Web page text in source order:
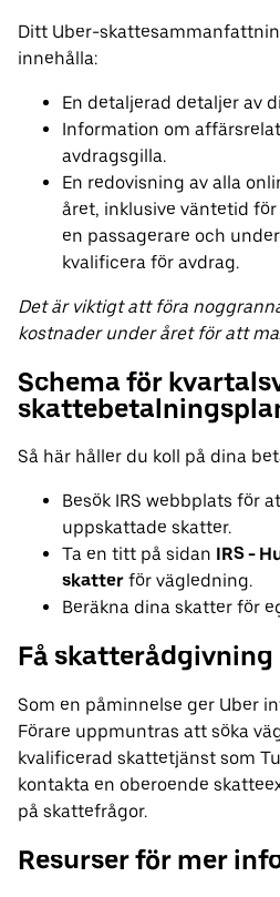
Ditt Uber-
innehålla:
En detaljerad detaljer av
Information om
avdragsgilla.
En redovisning av alla
året, inklusive väntetid
en passagerare och
kvalificera för avdrag.
Det är viktigt att föra
kostnader under året för att
Schema för
Så här håller du koll på dina
Besök IRS webbplats för
uppskattade skatter.
Ta en titt på sidan IRS -
skatter för vägledning.
Beräkna dina skatter för
Få skatterådgivning
Som en påminnelse ger Uber
Förare uppmuntras att söka
kvalificerad skattetjänst som
kontakta en oberoende
på skattefrågor.
Resurser för mer